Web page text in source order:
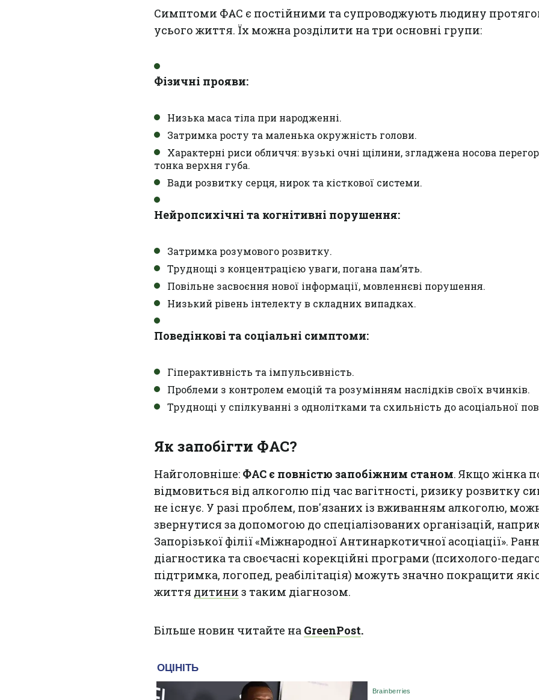
Симптоми ФАС є постійними та супроводжують людину
усього життя. Їх можна розділити на три основні групи:
Фізичні прояви:
Низька маса тіла при народженні.
Затримка росту та маленька окружність голови.
Характерні риси обличчя: вузькі очні щілини, згладжена носова
тонка верхня губа.
Вади розвитку серця, нирок та кісткової системи.
Нейропсихічні та когнітивні порушення:
Затримка розумового розвитку.
Труднощі з концентрацією уваги, погана пам’ять.
Повільне засвоєння нової інформації, мовленнєві порушення.
Низький рівень інтелекту в складних випадках.
Поведінкові та соціальні симптоми:
Гіперактивність та імпульсивність.
Проблеми з контролем емоцій та розумінням наслідків своїх вчинків.
Труднощі у спілкуванні з однолітками та схильність до асоціальної
Як запобігти ФАС?
Найголовніше: ФАС є повністю запобіжним станом. Якщо жінка
відмовиться від алкоголю під час вагітності, ризику розвитку
не існує. У разі проблем, пов'язаних із вживанням алкоголю,
звернутися за допомогою до спеціалізованих організацій,
Запорізької філії «Міжнародної Антинаркотичної асоціації».
діагностика та своєчасні корекційні програми (психолого-
підтримка, логопед, реабілітація) можуть значно покращити
життя дитини з таким діагнозом.
Більше новин читайте на GreenPost.